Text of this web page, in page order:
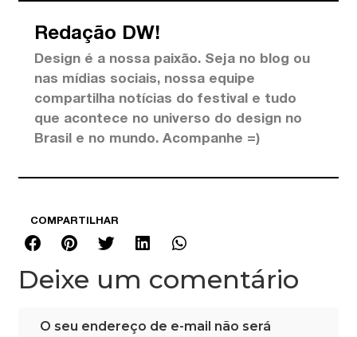
Redação DW!
Design é a nossa paixão. Seja no blog ou
nas mídias sociais, nossa equipe
compartilha notícias do festival e tudo
que acontece no universo do design no
Brasil e no mundo. Acompanhe =)
COMPARTILHAR
Deixe um comentário
O seu endereço de e-mail não será